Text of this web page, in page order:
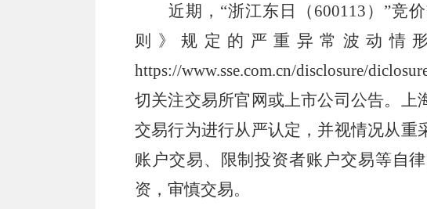
近期， “浙江东日（600113）”竞
则》规定的严重异常波动情
https://www.sse.com.cn/disclosure/
切关注交易所官网或上市公司公告。上
交易行为进行从严认定，并视情况从重
账户交易、限制投资者账户交易等自
资，审慎交易。